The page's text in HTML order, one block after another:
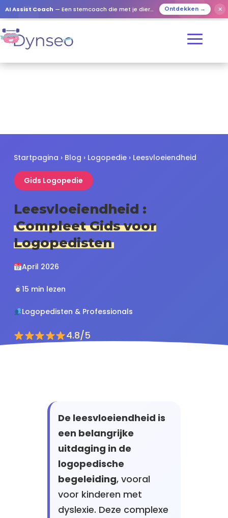
AI Assist Coach — Een stemcoach die met je dierbaren speelt Ontdekken → ✕
Startpagina › Blog › Logopedie › Leesvloeiendheid
Gids Logopedie
Leesvloeiendheid :
Compleet Gids voor
Logopedisten
April 2026
15 min lezen
Logopedisten & Professionals
4.8/5
De leesvloeiendheid is
een belangrijke
uitdaging in de
logopedische
begeleiding, vooral
voor kinderen met
dyslexie. Deze complexe